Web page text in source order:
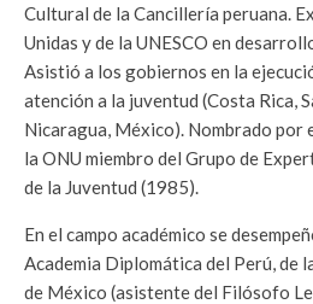
Cultural de la Cancillería peruana.
Unidas y de la UNESCO en
Asistió a los gobiernos en la
atención a la juventud (Costa Rica,
Nicaragua, México). Nombrado por
la ONU miembro del Grupo de
de la Juventud (1985).
En el campo académico se
Academia Diplomática del Perú, de
de México (asistente del Filósofo